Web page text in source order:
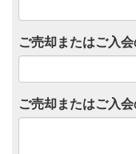
ご売却またはご入
ご売却またはご入